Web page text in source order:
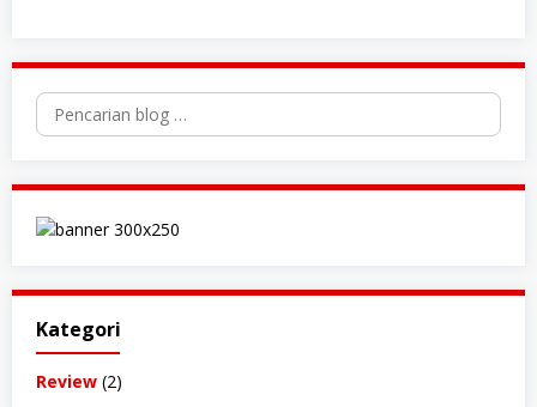
Pencarian
untuk:
Kategori
Review (2)